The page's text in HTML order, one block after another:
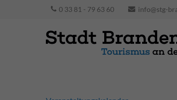
0 33 81 - 79 63 60 info@stg-